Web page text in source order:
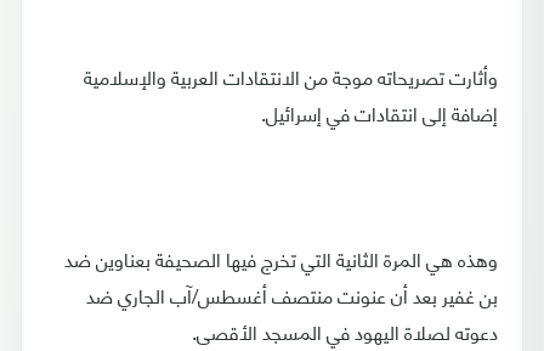
وأثارت تصريحاته موجة من الانتقادات العربية والإسلامية
إضافة إلى انتقادات في إسرائيل.
وهذه هي المرة الثانية التي تخرج فيها الصحيفة بعناوين ضد
بن غفير بعد أن عنونت منتصف أغسطس/آب الجاري ضد
دعوته لصلاة اليهود في المسجد الأقصى.